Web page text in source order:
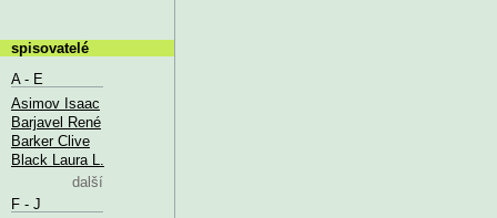
spisovatelé
A - E
Asimov Isaac
Barjavel René
Barker Clive
Black Laura L.
další
F - J